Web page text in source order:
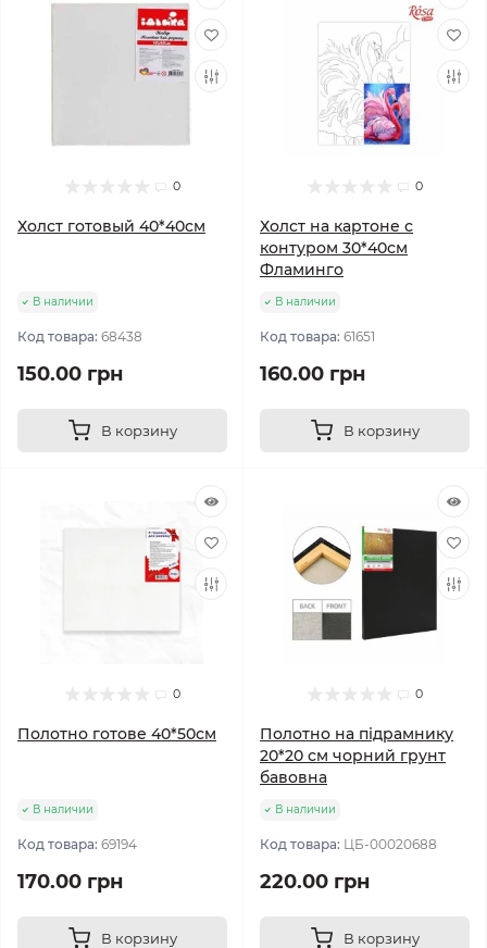
0
Холст готовый 40*40см
В наличии
Код товара: 68438
150.00 грн
В корзину
0
Холст на картоне с
контуром 30*40см
Фламинго
В наличии
Код товара: 61651
160.00 грн
В корзину
0
Полотно готове 40*50см
В наличии
Код товара: 69194
170.00 грн
В корзину
0
Полотно на підрамнику
20*20 см чорний грунт
бавовна
В наличии
Код товара: ЦБ-00020688
220.00 грн
В корзину